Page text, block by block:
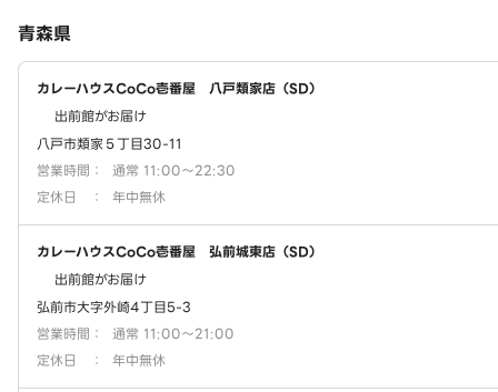
青森県
カレーハウスCoCo壱番屋 八戸類家店（SD）
出前館がお届け
八戸市類家５丁目30-11
営業時間 ：
通常 11:00～22:30
定休日
： 年中無休
カレーハウスCoCo壱番屋 弘前城東店（SD）
出前館がお届け
弘前市大字外崎4丁目5-3
営業時間 ：
通常 11:00～21:00
定休日
： 年中無休